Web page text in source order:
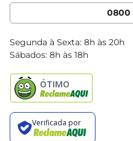
Cencosud Media
Clube Bretas
Blog Bretas
Black Friday
0800
Segunda à Sexta: 8h às 20h
Sábados: 8h às 18h